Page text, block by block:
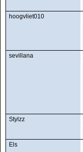
hoogvliet010
sevillana
Stylzz
Els